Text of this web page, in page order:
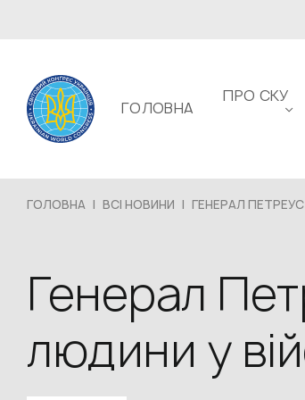
ГОЛОВНА
ПРО СКУ
ГОЛОВНА | ВСІ НОВИНИ | ГЕНЕРАЛ ПЕТРЕУС:
Генерал
людини у